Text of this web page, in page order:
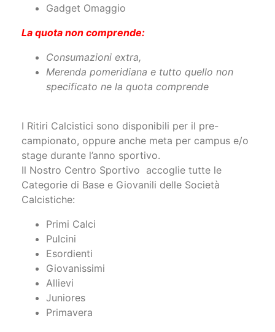
Gadget Omaggio
La quota non comprende:
Consumazioni extra,
Merenda pomeridiana e tutto quello non
specificato ne la quota comprende
I Ritiri Calcistici sono disponibili per il pre-
campionato, oppure anche meta per campus e/o
stage durante l’anno sportivo.
Il Nostro Centro Sportivo accoglie tutte le
Categorie di Base e Giovanili delle Società
Calcistiche:
Primi Calci
Pulcini
Esordienti
Giovanissimi
Allievi
Juniores
Primavera